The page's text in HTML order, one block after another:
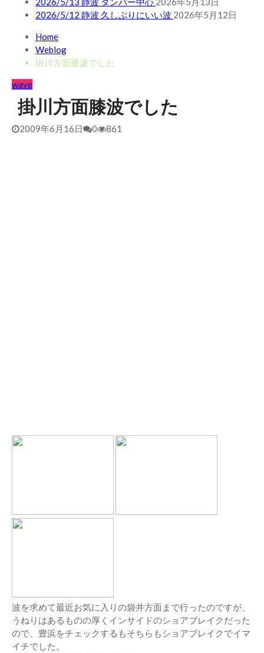
2026/5/12 静波 久しぶりにいい波 2026年5月12日
Home
Weblog
掛川方面膝波でした
wave
掛川方面膝波でした
2009年6月16日 0 861
波を求めて最近お気に入りの袋井方面まで行ったのですが、
うねりはあるものの厚くインサイドのショアブレイクだった
ので、豊浜をチェックするもそちらもショアブレイクでイマ
イチでした。